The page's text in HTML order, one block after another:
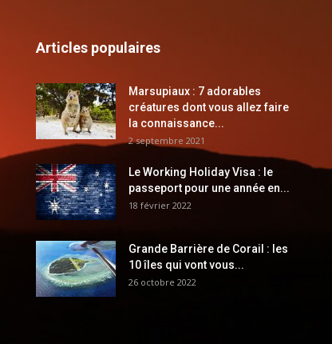
Articles populaires
Marsupiaux : 7 adorables
créatures dont vous allez faire
la connaissance...
2 septembre 2021
Le Working Holiday Visa : le
passeport pour une année en...
18 février 2022
Grande Barrière de Corail : les
10 îles qui vont vous...
26 octobre 2022